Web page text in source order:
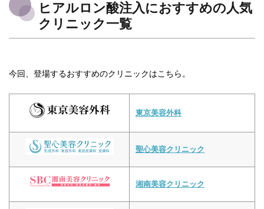
ヒアルロン酸注入におすすめの人気
クリニック一覧
今回、登場するおすすめのクリニックはこちら。
東京美容外科
聖心美容クリニック
湘南美容クリニック